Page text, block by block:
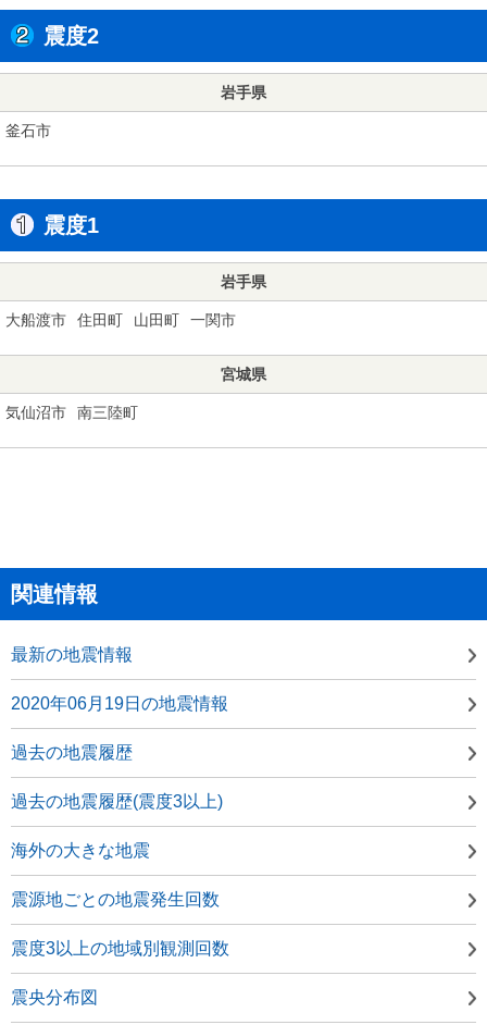
震度2
岩手県
釜石市
震度1
岩手県
大船渡市 住田町 山田町 一関市
宮城県
気仙沼市 南三陸町
関連情報
最新の地震情報
2020年06月19日の地震情報
過去の地震履歴
過去の地震履歴(震度3以上)
海外の大きな地震
震源地ごとの地震発生回数
震度3以上の地域別観測回数
震央分布図